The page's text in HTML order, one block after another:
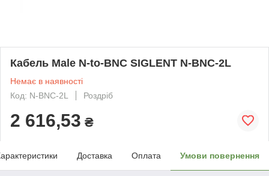
Кабель Male N-to-BNC SIGLENT N-BNC-2L
Немає в наявності
Код: N-BNC-2L
Роздріб
2 616,53 ₴
Доставка Оплата Умови повернення